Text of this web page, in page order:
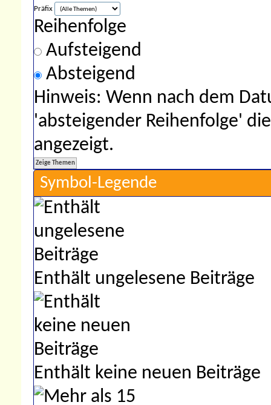
Präfix
Reihenfolge
Aufsteigend
Absteigend
Hinweis: Wenn nach dem
'absteigender Reihenfolge'
angezeigt.
Symbol-Legende
Enthält ungelesene Beiträge
Enthält keine neuen Beiträge